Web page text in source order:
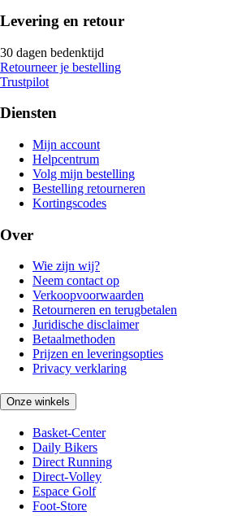
Levering en retour
30 dagen bedenktijd
Retourneer je bestelling
Trustpilot
Diensten
Mijn account
Helpcentrum
Volg mijn bestelling
Bestelling retourneren
Kortingscodes
Over
Wie zijn wij?
Neem contact op
Verkoopvoorwaarden
Retourneren en terugbetalen
Juridische disclaimer
Betaalmethoden
Prijzen en leveringsopties
Privacy verklaring
Onze winkels
Basket-Center
Daily Bikers
Direct Running
Direct-Volley
Espace Golf
Foot-Store